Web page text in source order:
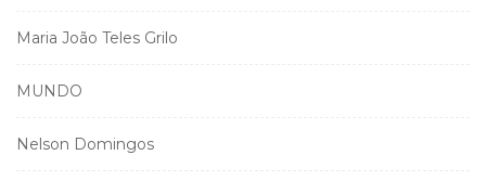
Maria João Teles Grilo
MUNDO
Nelson Domingos